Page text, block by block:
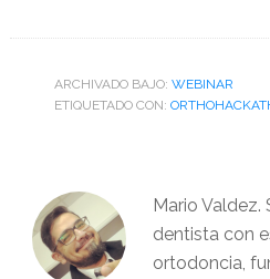
ARCHIVADO BAJO: WEBINAR
ETIQUETADO CON:
Mario
dentista con
ortodoncia,